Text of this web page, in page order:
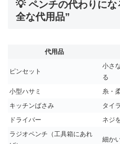
💡 ペンチの代わりに
全な代用品”
代用品
ピンセット
小さ
る
小型ハサミ
糸・
キッチンばさみ
タイ
ドライバー
ネジ
ラジオペンチ（工具箱にあれ
細か